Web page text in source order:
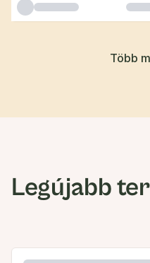
Több
Legújabb